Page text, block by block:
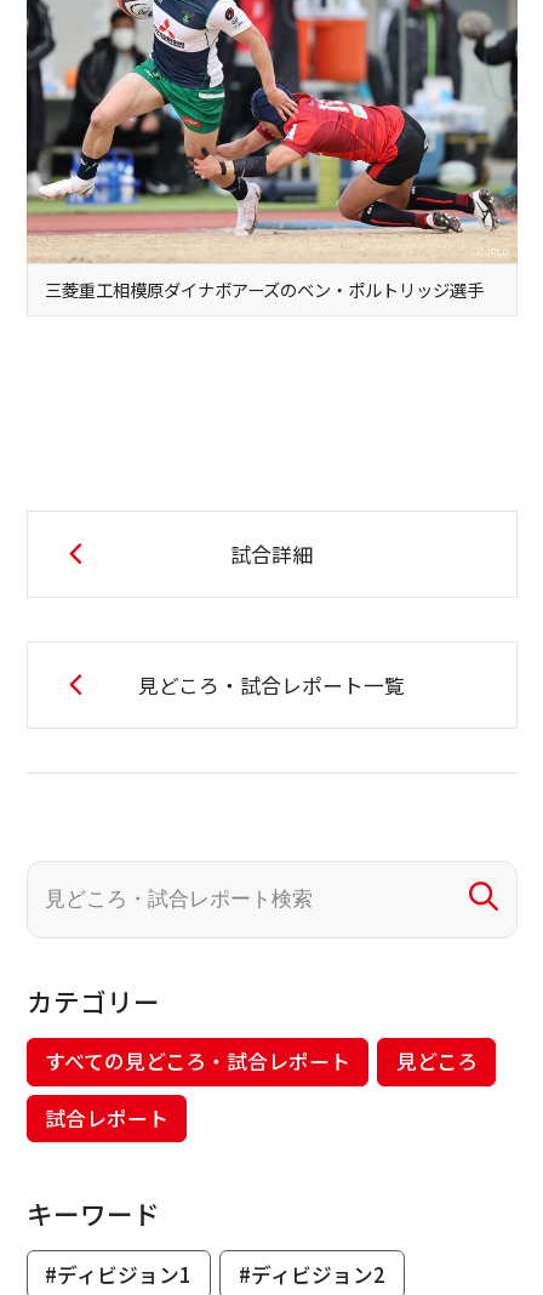
三菱重工相模原ダイナボアーズのベン・ポルトリッジ選手
試合詳細
見どころ・試合レポート一覧
カテゴリー
すべての見どころ・試合レポート
見どころ
試合レポート
キーワード
#ディビジョン1 #ディビジョン2